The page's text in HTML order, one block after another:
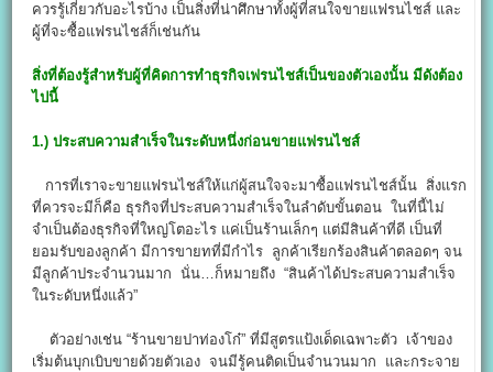
ควรรู้เกี่ยวกับอะไรบ้าง เป็นสิ่งที่น่าศึกษาทั้งผู้ที่สนใจขายแฟรนไชส์ และ
ผู้ที่จะซื้อแฟรนไชส์ก็เช่นกัน
สิ่งที่ต้องรู้สำหรับผู้ที่คิดการทําธุรกิจเฟรนไชส์เป็นของตัวเองนั้น มีดังต้อง
ไปนี้
1.) ประสบความสำเร็จในระดับหนึ่งก่อนขายแฟรนไชส์
การที่เราจะขายแฟรนไชส์ให้แก่ผู้สนใจจะมาซื้อแฟรนไชส์นั้น สิ่งแรก
ที่ควรจะมีก็คือ ธุรกิจที่ประสบความสำเร็จในลำดับขั้นตอน ในที่นี้ไม่
จำเป็นต้องธุรกิจที่ใหญ่โตอะไร แค่เป็นร้านเล็กๆ แต่มีสินค้าที่ดี เป็นที่
ยอมรับของลูกค้า มีการขายทที่มีกำไร ลูกค้าเรียกร้องสินค้าตลอดๆ จน
มีลูกค้าประจำนวนมาก นั่น…ก็หมายถึง “สินค้าได้ประสบความสำเร็จ
ในระดับหนึ่งแล้ว”
ตัวอย่างเช่น “ร้านขายปาท่องโก๋” ที่มีสูตรแป้งเด็ดเฉพาะตัว เจ้าของ
เริ่มต้นบุกเบิบขายด้วยตัวเอง จนมีรู้คนติดเป็นจำนวนมาก และกระจาย